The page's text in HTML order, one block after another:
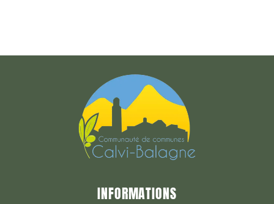
MISSIONS&
ACTIONS
ACTUALITÉS
INFORMATIONS